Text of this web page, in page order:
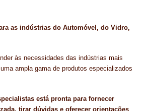
as indústrias do Automóvel, do Vidro,
às necessidades das indústrias mais
ampla gama de produtos especializados
está pronta para fornecer
tirar dúvidas e oferecer orientações